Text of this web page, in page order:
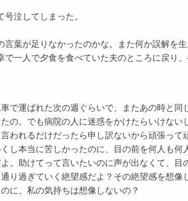
泣してしまった。
葉が足りなかったのかな。また何か誤解を
一人で夕食を食べていた夫のところに戻り
で運ばれた次の週ぐらいで、またあの時と同
の。でも病院の人に迷惑をかけたらいけない
われるだけだったら申し訳ないから頑張って
し本当に苦しかったのに、目の前を何人も何
。助けてって言いたいのに声が出なくて、目
り過ぎていく絶望感だよ？その絶望感を想像
に、私の気持ちは想像しないの？